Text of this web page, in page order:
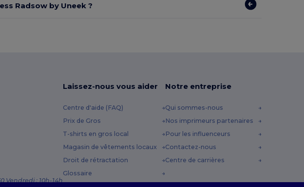
Radsow by Uneek ?
Vendredi : 10h-14h
Laissez-nous vous aider
Centre d'aide (FAQ)
Prix de Gros
T-shirts en gros local
Magasin de vêtements locaux
Droit de rétractation
Glossaire
Notre entreprise
Qui sommes-nous
Nos imprimeurs partenaires
Pour les influenceurs
Contactez-nous
Centre de carrières